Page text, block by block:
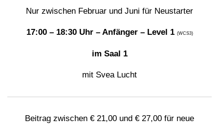
Nur zwischen Februar und Juni für Neustarter
17:00 – 18:30 Uhr – Anfänger – Level 1 (WCS3)
im Saal 1
mit Svea Lucht
Beitrag zwischen € 21,00 und € 27,00 für neue